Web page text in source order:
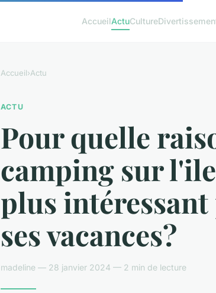
AccueilActuCulture
Accueil›Actu
ACTU
Pour quelle
camping sur
plus
ses vacances?
madeline — 28 janvier 2024 — 2 min de lecture